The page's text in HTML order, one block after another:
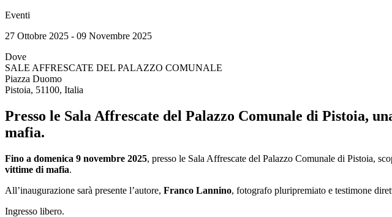
Eventi
27 Ottobre 2025 - 09 Novembre 2025
Dove
SALE AFFRESCATE DEL PALAZZO COMUNALE
Piazza Duomo
Pistoia, 51100, Italia
Presso le Sala Affrescate del Palazzo Comunale di Pistoia,
mafia.
Fino a domenica 9 novembre 2025, presso le Sala Affrescate del Palazzo Comunale di Pistoia,
vittime di mafia.
All’inaugurazione sarà presente l’autore, Franco Lannino, fotografo pluripremiato e testimone
Ingresso libero.